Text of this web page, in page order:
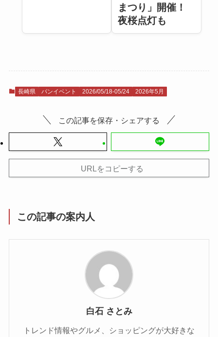
まつり」開催！
夜桜点灯も
長崎県 パンイベント 2026/05/18-05/24 2026年5月
この記事を保存・シェアする
URLをコピーする
この記事の案内人
白石 さとみ
トレンド情報やグルメ、ショッピングが大好きな